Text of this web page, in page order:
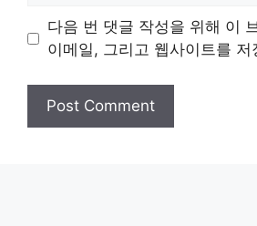
다음 번 댓글 작성을 위해 이
이메일, 그리고 웹사이트를 저